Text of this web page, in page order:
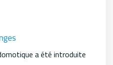
a été introduite